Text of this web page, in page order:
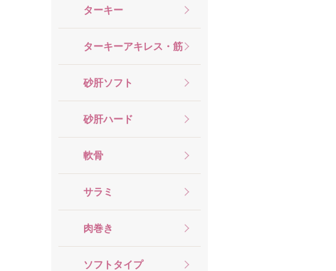
ターキー
ターキーアキレス・筋
砂肝ソフト
砂肝ハード
軟骨
サラミ
肉巻き
ソフトタイプ